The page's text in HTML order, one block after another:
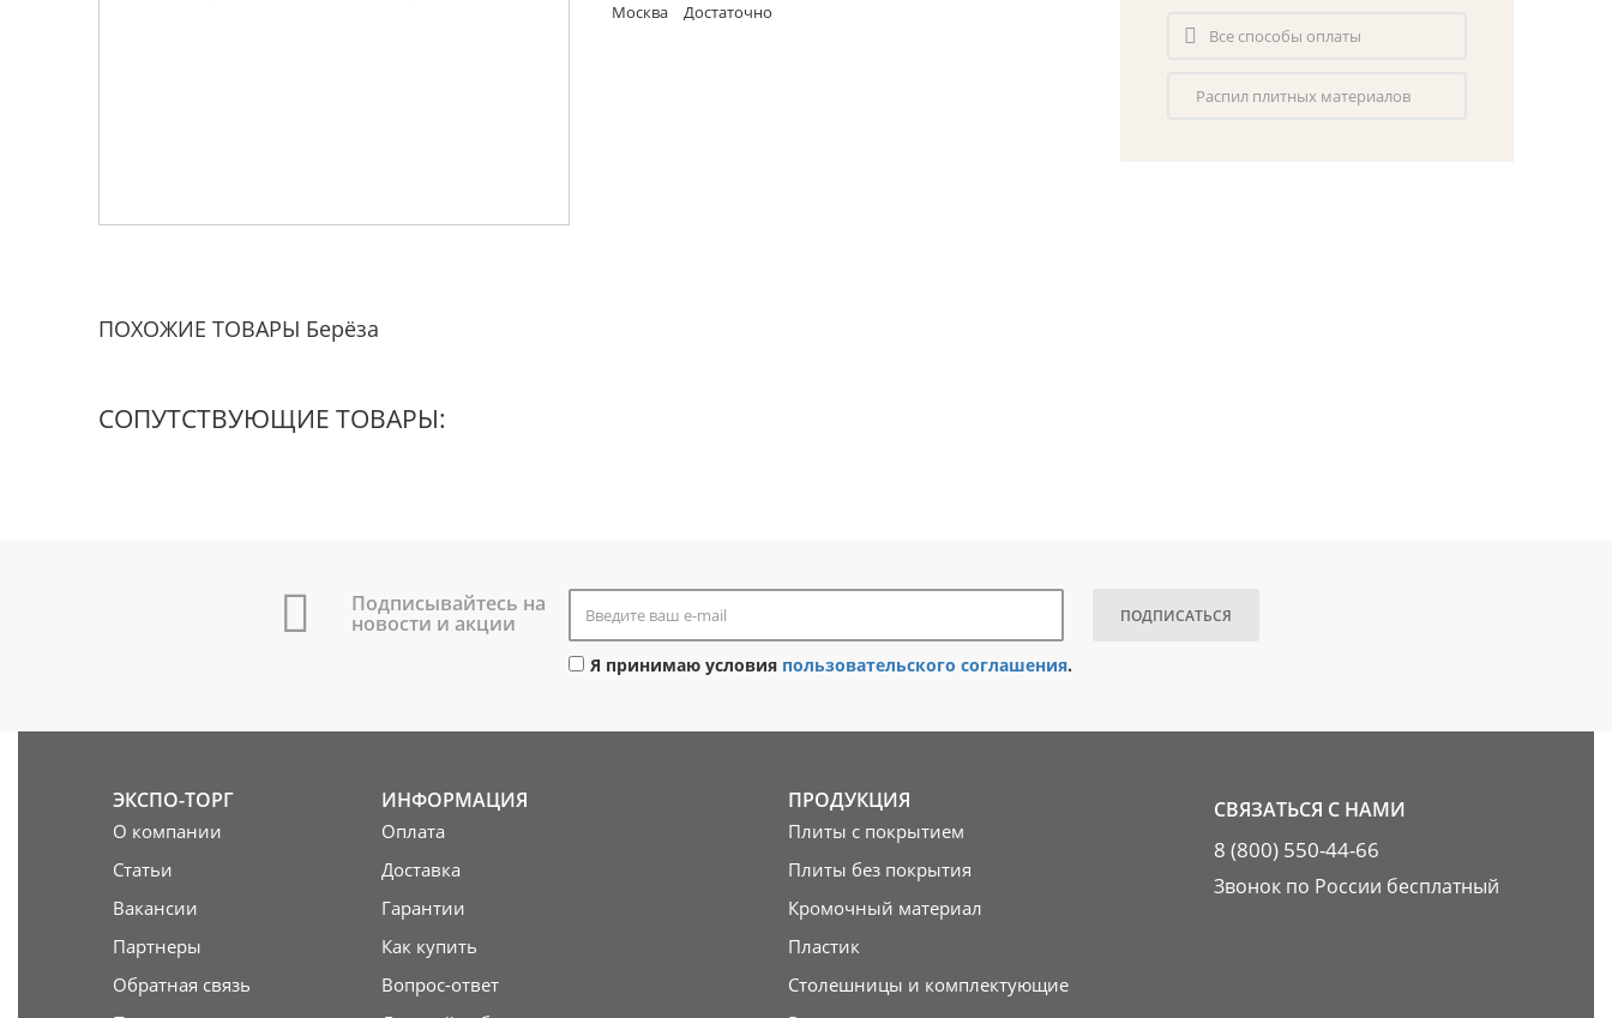
Москва
Достаточно
Все способы оплаты
Распил плитных материалов
ПОХОЖИЕ ТОВАРЫ Берёза
СОПУТСТВУЮЩИЕ ТОВАРЫ:
Подписывайтесь на
новости и акции ПОДПИСАТЬСЯ
Я принимаю условия пользовательского соглашения.
ЭКСПО-ТОРГ
О компании
Статьи
Вакансии
Партнеры
Обратная связь
ИНФОРМАЦИЯ
Оплата
Доставка
Гарантии
Как купить
Вопрос-ответ
ПРОДУКЦИЯ
Плиты с покрытием
Плиты без покрытия
Кромочный материал
Пластик
Столешницы и комплектующие
СВЯЗАТЬСЯ С НАМИ
8 (800) 550-44-66
Звонок по России бесплатный